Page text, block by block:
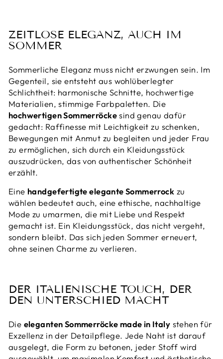
ZEITLOSE ELEGANZ, AUCH IM
SOMMER
Sommerliche Eleganz muss nicht erzwungen sein. Im
Gegenteil, sie entsteht aus wohlüberlegter
Schlichtheit: harmonische Schnitte, hochwertige
Materialien, stimmige Farbpaletten. Die
hochwertigen Sommerröckesind genau dafür
gedacht: Raffinesse mit Leichtigkeit zu schenken,
Bewegungen mit Anmut zu begleiten und jeder Frau
zu ermöglichen, sich durch ein Kleidungsstück
auszudrücken, das von authentischer Schönheit
erzählt.
Eine handgefertigte elegante Sommerrock zu
wählen bedeutet auch, eine ethische, nachhaltige
Mode zu umarmen, die mit Liebe und Respekt
gemacht ist. Ein Kleidungsstück, das nicht vergeht,
sondern bleibt. Das sich jeden Sommer erneuert,
ohne seinen Charme zu verlieren.
DER ITALIENISCHE TOUCH, DER
DEN UNTERSCHIED MACHT
Die eleganten Sommerröcke made in Italy stehen für
Exzellenz in der Detailpflege. Jede Naht ist darauf
ausgelegt, die Form zu betonen, jeder Stoff wird